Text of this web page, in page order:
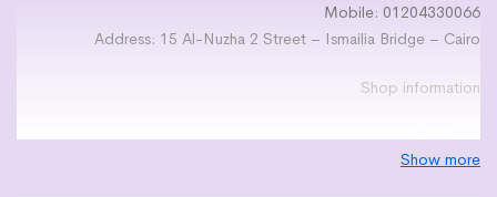
Mobile: 01204330066
Address: 15 Al-Nuzha 2 Street – Ismailia Bridge – Cairo
Shop information
Area: 102
Finishing level: Super Lux finishing
Show more